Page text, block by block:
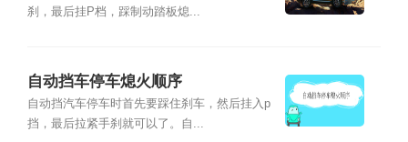
刹，最后挂P档，踩制动踏板熄...
自动挡车停车熄火顺序
自动挡汽车停车时首先要踩住刹车，然后挂入p
挡，最后拉紧手刹就可以了。自...